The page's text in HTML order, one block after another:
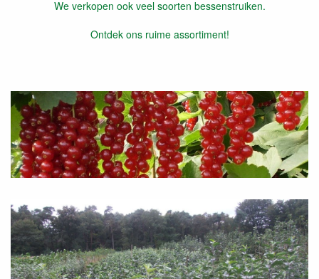
We verkopen ook veel soorten bessenstruiken.
Ontdek ons ruime assortiment!